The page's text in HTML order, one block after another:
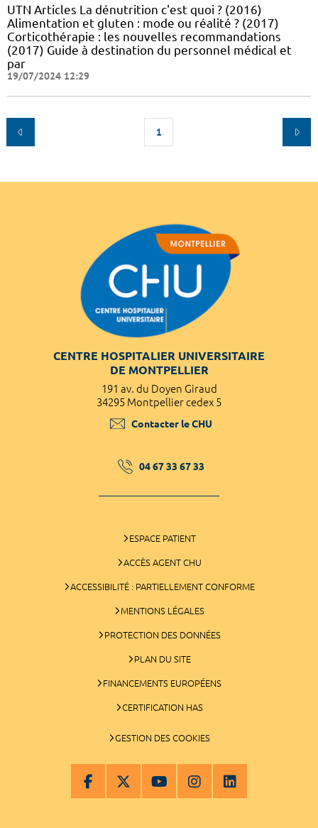
UTN Articles La dénutrition c'est quoi ? (2016)
Alimentation et gluten : mode ou réalité ? (2017)
Corticothérapie : les nouvelles recommandations
(2017) Guide à destination du personnel médical et
par
19/07/2024 12:29
1
CENTRE HOSPITALIER UNIVERSITAIRE
DE MONTPELLIER
191 av. du Doyen Giraud
34295 Montpellier cedex 5
Contacter le CHU
04 67 33 67 33
ESPACE PATIENT
ACCÈS AGENT CHU
ACCESSIBILITÉ : PARTIELLEMENT CONFORME
MENTIONS LÉGALES
PROTECTION DES DONNÉES
PLAN DU SITE
FINANCEMENTS EUROPÉENS
CERTIFICATION HAS
GESTION DES COOKIES